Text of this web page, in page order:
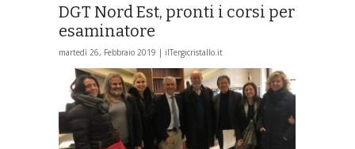
DGT Nord Est, pronti i corsi per
esaminatore
martedì 26, Febbraio 2019 | ilTergicristallo.it